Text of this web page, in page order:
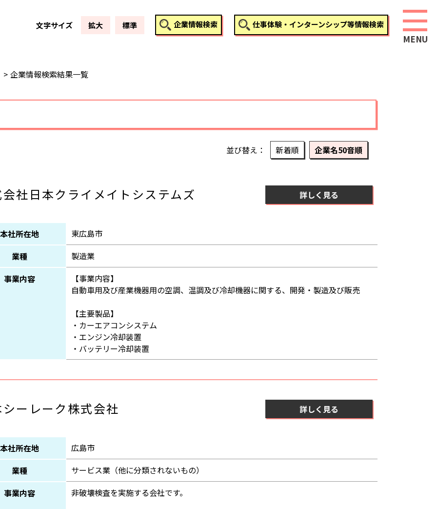
文字サイズ 拡大 標準 企業情報検索 仕事体験・インターンシップ等情報検索
企業情報検索結果一覧
並び替え 新着順 企業名50音順
社日本クライメイトシステムズ 詳しく見る
本社所在地
東広島市
業種
製造業
事業内容
【事業内容】
自動車用及び産業機器用の空調、温調及び冷却機器に関する、開発・製造及び販売
【主要製品】
・カーエアコンシステム
・エンジン冷却装置
・バッテリー冷却装置
ーレーク株式会社 詳しく見る
本社所在地
広島市
業種
サービス業（他に分類されないもの）
事業内容
非破壊検査を実施する会社です。